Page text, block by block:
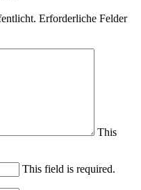
Erforderliche Felder
This
This field is required.